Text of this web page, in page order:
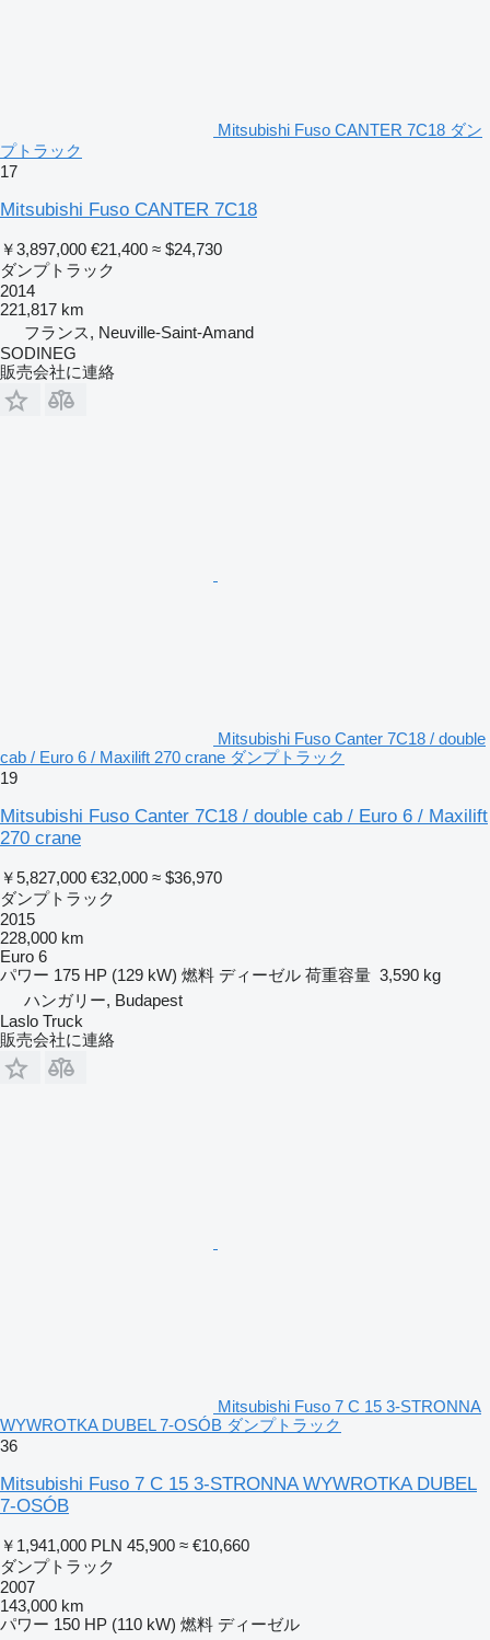
Mitsubishi Fuso CANTER 7C18 ダン
プトラック
17
Mitsubishi Fuso CANTER 7C18
￥3,897,000 €21,400 ≈ $24,730
ダンプトラック
2014
221,817 km
フランス, Neuville-Saint-Amand
SODINEG
販売会社に連絡
Mitsubishi Fuso Canter 7C18 / double
cab / Euro 6 / Maxilift 270 crane ダンプトラック
19
Mitsubishi Fuso Canter 7C18 / double cab / Euro 6 / Maxilift
270 crane
￥5,827,000 €32,000 ≈ $36,970
ダンプトラック
2015
228,000 km
Euro 6
パワー 175 HP (129 kW) 燃料 ディーゼル 荷重容量 3,590 kg
ハンガリー, Budapest
Laslo Truck
販売会社に連絡
Mitsubishi Fuso 7 C 15 3-STRONNA
WYWROTKA DUBEL 7-OSÓB ダンプトラック
36
Mitsubishi Fuso 7 C 15 3-STRONNA WYWROTKA DUBEL
7-OSÓB
￥1,941,000 PLN 45,900 ≈ €10,660
ダンプトラック
2007
143,000 km
パワー 150 HP (110 kW) 燃料 ディーゼル